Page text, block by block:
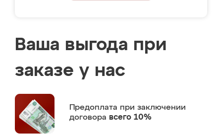
Ваша выгода при
заказе у нас
Предоплата при заключении
договора всего 10%